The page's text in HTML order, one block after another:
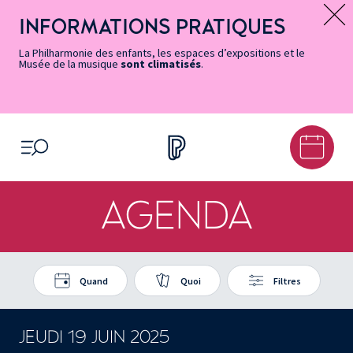
page
Accessibilité
accès
rapides
principal
contenu
principal
page
Message d’information
INFORMATIONS PRATIQUES
La Philharmonie des enfants, les espaces d’expositions et le
Musée de la musique sont climatisés.
OUVRIR LE MENU
AGENDA
JEUDI 19 JUIN 2025
Quand Quoi Filtres